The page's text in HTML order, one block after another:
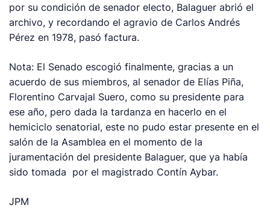
por su condición de senador electo, Balaguer abrió el
archivo, y recordando el agravio de Carlos Andrés
Pérez en 1978, pasó factura.
Nota: El Senado escogió finalmente, gracias a un
acuerdo de sus miembros, al senador de Elías Piña,
Florentino Carvajal Suero, como su presidente para
ese año, pero dada la tardanza en hacerlo en el
hemiciclo senatorial, este no pudo estar presente en el
salón de la Asamblea en el momento de la
juramentación del presidente Balaguer, que ya había
sido tomada por el magistrado Contín Aybar.
JPM